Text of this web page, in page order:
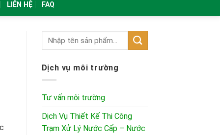
LIÊN HỆ FAQ
Dịch vụ môi trường
Tư vấn môi trường
Dịch Vụ Thiết Kế Thi Công
Trạm Xử Lý Nước Cấp – Nước